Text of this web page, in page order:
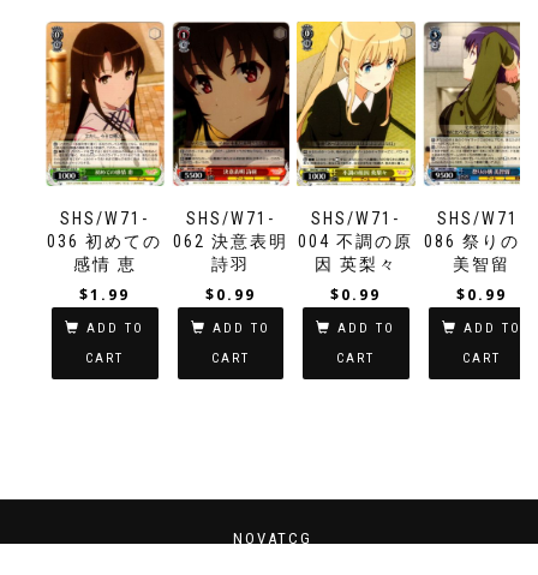
SHS/W71-
036 初めての
感情 恵
$1.99
ADD TO
CART
SHS/W71-
062 決意表明
詩羽
$0.99
ADD TO
CART
SHS/W71-
004 不調の原
因 英梨々
$0.99
ADD TO
CART
SHS/W71-
086 祭りの朝
美智留
$0.99
ADD TO
CART
NOVATCG